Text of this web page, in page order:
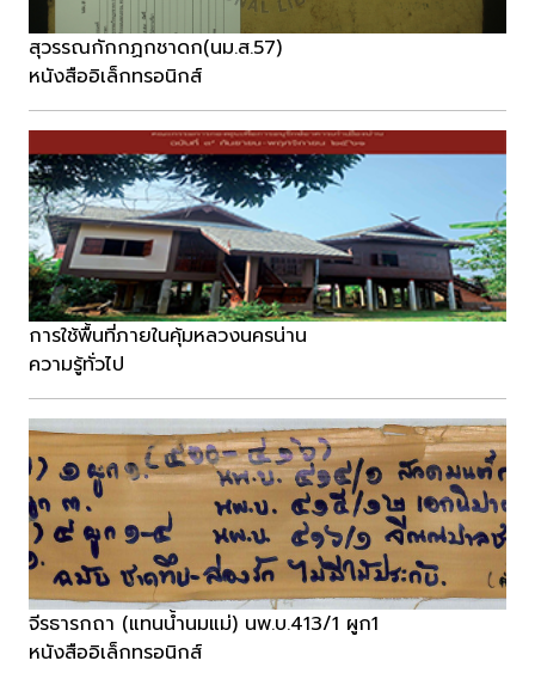
สุวรรณกักกฏกชาดก(นม.ส.57)
หนังสืออิเล็กทรอนิกส์
การใช้พื้นที่ภายในคุ้มหลวงนครน่าน
ความรู้ทั่วไป
จีรธารกถา (แทนน้ำนมแม่) นพ.บ.413/1 ผูก1
หนังสืออิเล็กทรอนิกส์